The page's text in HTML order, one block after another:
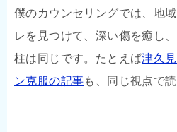
僕のカウンセリングでは、地
レを見つけて、深い傷を癒し
柱は同じです。たとえば津久
ン克服の記事も、同じ視点で